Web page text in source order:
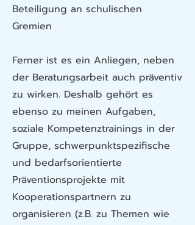
Beteiligung an schulischen
Gremien
Ferner ist es ein Anliegen, neben
der Beratungsarbeit auch präventiv
zu wirken. Deshalb gehört es
ebenso zu meinen Aufgaben,
soziale Kompetenztrainings in der
Gruppe, schwerpunktspezifische
und bedarfsorientierte
Präventionsprojekte mit
Kooperationspartnern zu
organisieren (z.B. zu Themen wie